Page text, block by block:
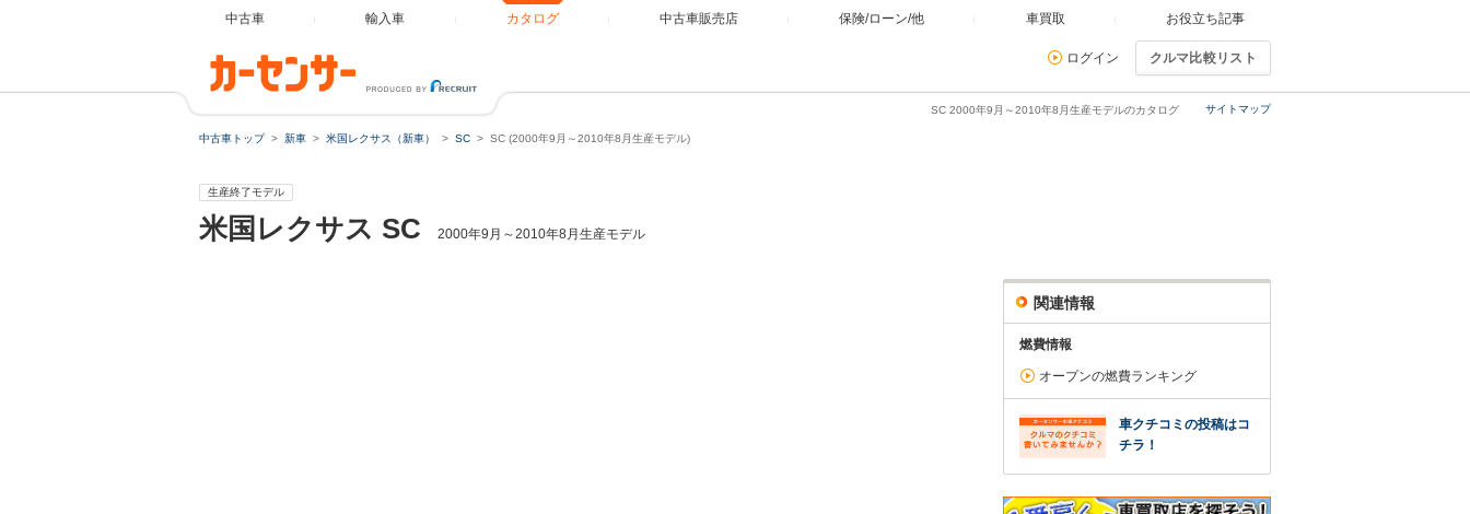
中古車 輸入車 カタログ 中古車販売店 保険/ローン/他 車買取 お役立ち記事
ログイン クルマ比較リスト
サイトマップ
SC 2000年9月～2010年8月生産モデルのカタログ
中古車トップ 新車 米国レクサス（新車） SC SC (2000年9月～2010年8月生産モデル)
生産終了モデル
米国レクサス SC 2000年9月～2010年8月生産モデル
関連情報
燃費情報
オープンの燃費ランキング
車クチコミの投稿はコ
チラ！